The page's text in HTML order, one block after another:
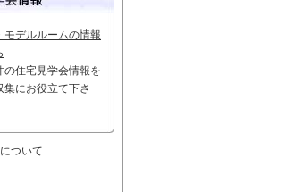
モデルルームの情報
の住宅見学会情報を
集にお役立て下さ
ついて